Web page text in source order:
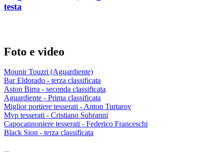
testa
Foto e video
Mounir Touzri (Aguardiente)
Bar Eldorado - terza classificata
Aston Birra - seconda classificata
Aguardiente - Prima classificata
Miglior portiere tesserati - Anton Turtarov
Mvp tesserati - Cristiano Subranni
Capocannoniere tesserati - Federico Franceschi
Black Sion - terza classificata